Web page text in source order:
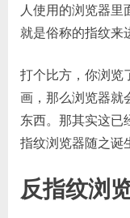
人使用的浏览器
就是俗称的指纹来
打个比方，你浏览
画，那么浏览器就
东西。那其实这已
指纹浏览器随之诞
反指纹浏